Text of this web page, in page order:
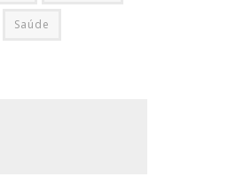
Saúde